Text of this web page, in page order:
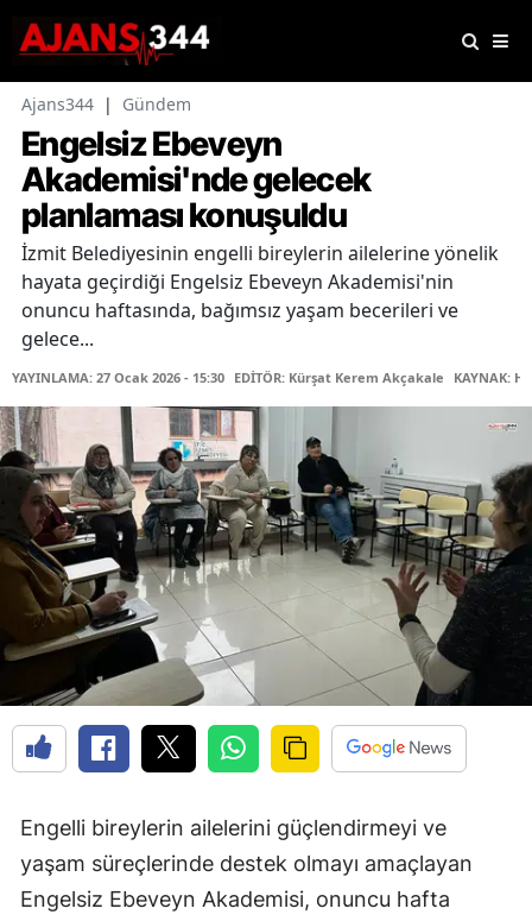
Ajans344 | Gündem
Engelsiz Ebeveyn
Akademisi'nde gelecek
planlaması konuşuldu
İzmit Belediyesinin engelli bireylerin ailelerine yönelik
hayata geçirdiği Engelsiz Ebeveyn Akademisi'nin
onuncu haftasında, bağımsız yaşam becerileri ve
gelece...
YAYINLAMA: 27 Ocak 2026 - 15:30 EDİTÖR: Kürşat Kerem Akçakale KAYNAK:
Engelli bireylerin ailelerini güçlendirmeyi ve
yaşam süreçlerinde destek olmayı amaçlayan
Engelsiz Ebeveyn Akademisi, onuncu hafta